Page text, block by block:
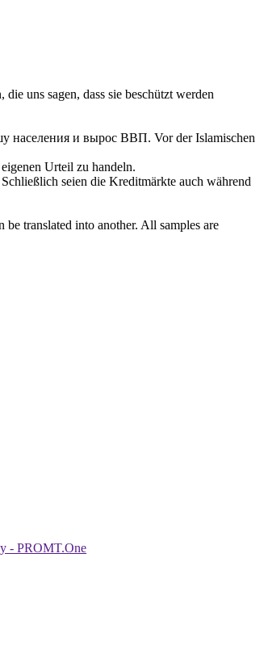
uns sagen, dass sie beschützt werden
населения и вырос ВВП. Vor der Islamischen
Urteil zu handeln.
Schließlich seien die Kreditmärkte auch während
translated into another. All samples are